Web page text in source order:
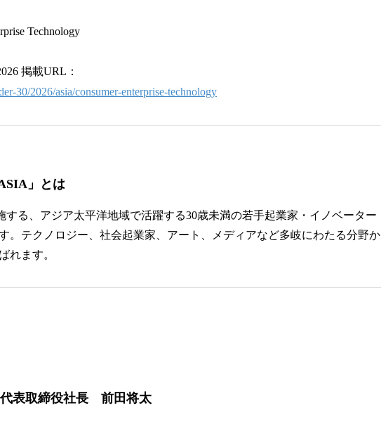
Technology
掲載URL：
30/2026/asia/consumer-enterprise-technology
」とは
する、アジア太平洋地域で活躍する30歳未満の若手起業家・イノベーター
。テクノロジー、社会起業家、アート、メディアなど多岐にわたる分野か
れます。
代表取締役社長 前田将太